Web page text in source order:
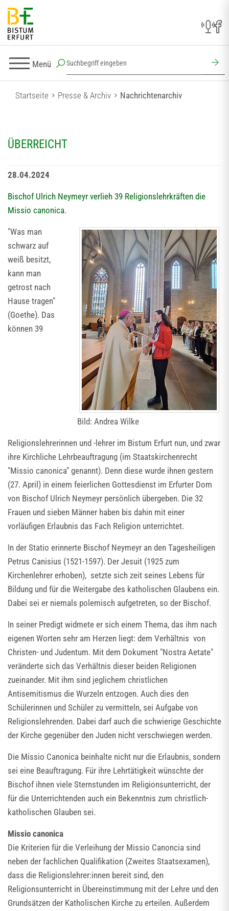
Menü
Startseite Presse & Archiv Nachrichtenarchiv
ÜBERREICHT
28.04.2024
Bischof Ulrich Neymeyr verlieh 39 Religionslehrkräften die
Missio canonica.
Bild: Andrea Wilke
"Was man
schwarz auf
weiß besitzt,
kann man
getrost nach
Hause tragen"
(Goethe). Das
können 39
Religionslehrerinnen und -lehrer im Bistum Erfurt nun, und zwar
ihre Kirchliche Lehrbeauftragung (im Staatskirchenrecht
"Missio canonica" genannt). Denn diese wurde ihnen gestern
(27. April) in einem feierlichen Gottesdienst im Erfurter Dom
von Bischof Ulrich Neymeyr persönlich übergeben. Die 32
Frauen und sieben Männer haben bis dahin mit einer
vorläufigen Erlaubnis das Fach Religion unterrichtet.
In der Statio erinnerte Bischof Neymeyr an den Tagesheiligen
Petrus Canisius (1521-1597). Der Jesuit (1925 zum
Kirchenlehrer erhoben), setzte sich zeit seines Lebens für
Bildung und für die Weitergabe des katholischen Glaubens ein.
Dabei sei er niemals polemisch aufgetreten, so der Bischof.
In seiner Predigt widmete er sich einem Thema, das ihm nach
eigenen Worten sehr am Herzen liegt: dem Verhältnis von
Christen- und Judentum. Mit dem Dokument "Nostra Aetate"
veränderte sich das Verhältnis dieser beiden Religionen
zueinander. Mit ihm sind jeglichem christlichen
Antisemitismus die Wurzeln entzogen. Auch dies den
Schülerinnen und Schüler zu vermitteln, sei Aufgabe von
Religionslehrenden. Dabei darf auch die schwierige Geschichte
der Kirche gegenüber den Juden nicht verschwiegen werden.
Die Missio Canonica beinhalte nicht nur die Erlaubnis, sondern
sei eine Beauftragung. Für ihre Lehrtätigkeit wünschte der
Bischof ihnen viele Sternstunden im Religionsunterricht, der
für die Unterrichtenden auch ein Bekenntnis zum christlich-
katholischen Glauben sei.
Missio canonica
Die Kriterien für die Verleihung der Missio Canoncia sind
neben der fachlichen Qualifikation (Zweites Staatsexamen),
dass die Religionslehrer:innen bereit sind, den
Religionsunterricht in Übereinstimmung mit der Lehre und den
Grundsätzen der Katholischen Kirche zu erteilen. Außerdem